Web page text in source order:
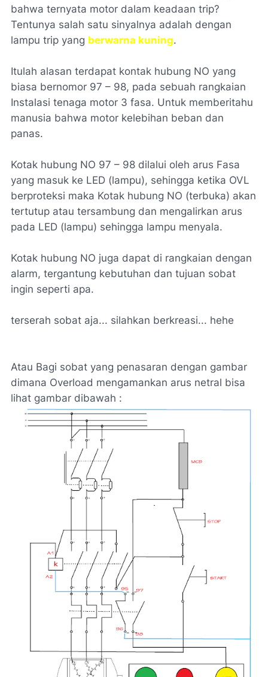
bahwa ternyata motor dalam keadaan trip?
Tentunya salah satu sinyalnya adalah dengan
lampu trip yang berwarna kuning.
Itulah alasan terdapat kontak hubung NO yang
biasa bernomor 97 – 98, pada sebuah rangkaian
Instalasi tenaga motor 3 fasa. Untuk memberitahu
manusia bahwa motor kelebihan beban dan
panas.
Kotak hubung NO 97 – 98 dilalui oleh arus Fasa
yang masuk ke LED (lampu), sehingga ketika OVL
berproteksi maka Kotak hubung NO (terbuka) akan
tertutup atau tersambung dan mengalirkan arus
pada LED (lampu) sehingga lampu menyala.
Kotak hubung NO juga dapat di rangkaian dengan
alarm, tergantung kebutuhan dan tujuan sobat
ingin seperti apa.
terserah sobat aja... silahkan berkreasi... hehe
Atau Bagi sobat yang penasaran dengan gambar
dimana Overload mengamankan arus netral bisa
lihat gambar dibawah :